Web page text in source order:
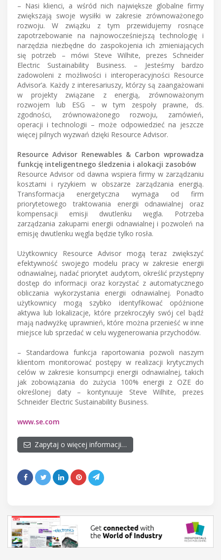
– Nasi klienci, a wśród nich największe globalne firmy
zwiększają swoje wysiłki w zakresie zrównoważonego
rozwoju. W związku z tym przewidujemy rosnące
zapotrzebowanie na najnowocześniejszą technologię i
narzędzia niezbędne do zaspokojenia ich zmieniających
się potrzeb – mówi Steve Wilhite, prezes Schneider
Electric Sustainability Business. – Jesteśmy bardzo
zadowoleni z możliwości i interoperacyjności Resource
Advisor’a. Każdy z interesariuszy, którzy są zaangażowani
w projekty związane z energią, zrównoważonym
rozwojem lub ESG – w tym zespoły prawne, ds.
zgodności, zrównoważonego rozwoju, zamówień,
operacji i technologii – może odpowiedzieć na jeszcze
więcej pilnych wyzwań dzięki Resource Advisor.
Resource Advisor Renewables & Carbon wprowadza
funkcję inteligentnego śledzenia i alokacji zasobów
Resource Advisor od dawna wspiera firmy w zarządzaniu
kosztami i ryzykiem w obszarze zarządzania energią.
Transformacja energetyczna wymaga od firm
priorytetowego traktowania energii odnawialnej oraz
kompensacji emisji dwutlenku węgla. Potrzeba
zarządzania zakupami energii odnawialnej i pozwoleń na
emisję dwutlenku węgla będzie tylko rosła.
Użytkownicy Resource Advisor mogą teraz zwiększyć
efektywność swojego modelu pracy w zakresie energii
odnawialnej, nadać priorytet audytom, określić przystępny
dostęp do informacji oraz korzystać z automatycznego
obliczania wykorzystania energii odnawialnej. Ponadto
użytkownicy mogą szybko identyfikować opóźnione
aktywa lub lokalizacje, które przekroczyły swój cel bądź
mają nadwyżkę uprawnień, które można przenieść w inne
miejsce lub sprzedać w celu wygenerowania przychodów.
– Standardowa funkcja raportowania pozwoli naszym
klientom monitorować postępy w realizacji krytycznych
celów w zakresie konsumpcji energii odnawialnej, takich
jak zobowiązania do zużycia 100% energii z OZE do
określonej daty – kontynuuje Steve Wilhite, prezes
Schneider Electric Sustainability Business.
www.se.com
Zapytaj o więcej informacji…